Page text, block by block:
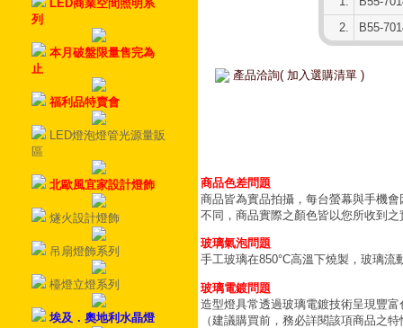
LED商業空間照明系
列
本月破盤限量售完為
止
福利品特賣會
LED燈泡燈管光源量販
區
北歐風宜家設計燈飾
燧火設計燈飾
吊扇燈飾系列
檯燈立燈系列
埃及．奧地利水晶燈
2.
B55-
產品洽詢( 加入選購清單 )
商品色差問題
商品皆為實品拍攝，每台螢幕與手機
不同，商品實際之顏色皆以您所收到之
玻璃氣泡問題
手工玻璃在850°C高溫下燒製，玻璃
玻璃電鍍問題
造型燈具常透過玻璃電鍍技術呈現豐
（建議購買前，務必詳閱該項商品之